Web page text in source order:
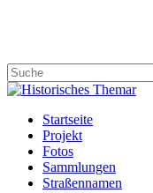
content
Close
search
Menu
Startseite
Projekt
Fotos
Sammlungen
Straßennamen